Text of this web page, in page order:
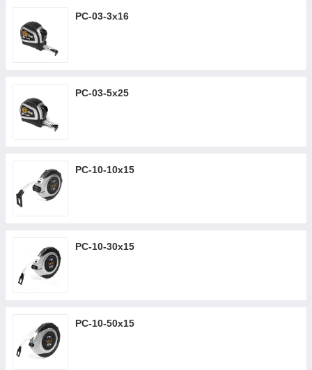
РС-03-3х16
РС-03-5х25
РС-10-10х15
РС-10-30х15
РС-10-50х15